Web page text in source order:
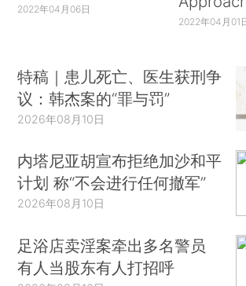
2022年04月06日
2022年04月01
特稿｜患儿死亡、医生获刑争
议：韩杰案的“罪与罚”
2026年08月10日
内塔尼亚胡宣布拒绝加沙和平
计划 称“不会进行任何撤军”
2026年08月10日
足浴店卖淫案牵出多名警员
有人当股东有人打招呼